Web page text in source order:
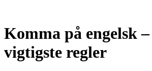
Komma på engelsk –
vigtigste regler